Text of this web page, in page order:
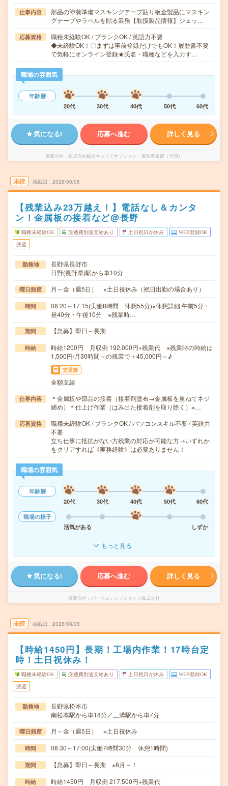
仕事内容
部品の塗装準備マスキングテープ貼り板金製品にマスキン
グテープやラベルを貼る業務【取扱製品情報】ジェッ…
応募資格
職種未経験OK / ブランクOK / 英語力不要
◆未経験OK！〇まずは事前登録だけでもOK！履歴書不要
で気軽にオンライン登録★氏名・職種などを入力す…
職場の雰囲気
年齢層
20代
30代 40代 50代 60代
気になる! 応募へ進む 詳しく見る
派遣会社 株式会社綜合キャリアオプション 製造事業部（全国）
未読 掲載日 2026/08/08
【残業込み23万越え！】電話なし＆カンタ
ン！金属板の接着など@長野
職種未経験OK 交通費別途支給あり 土日祝日が休み WEB登録OK
派遣
勤務地
長野県長野市
日野(長野県)駅から車10分
曜日頻度 月～金（週5日） ※土日祝休み（祝日出勤の場合あり）
時間
08:20～17:15(実働8時間 休憩55分)※休憩詳細:午前5分・
昼40分・午後10分 ※残業時…
期間 【急募】即日～長期
時給
時給1200円 月収例 192,000円+残業代 ※残業時の時給は
1,500円/月30時間～の残業で＋45,000円～♪
交通費
全額支給
仕事内容
＊金属板や部品の接着（接着剤塗布→金属板を重ねてネジ
締め）＊仕上げ作業（はみ出た接着剤を取り除く）※…
応募資格
職種未経験OK / ブランクOK / パソコンスキル不要 / 英語力
不要
立ち仕事に抵抗がない方残業の対応が可能な方→いずれか
をクリアすれば《実務経験》は必要ありません！
職場の雰囲気
年齢層
20代
30代 40代 50代
60代
職場の様子
活気がある
しずか
もっと見る
気になる! 応募へ進む 詳しく見る
派遣会社 パーソルテンプスタッフ株式会社
未読 掲載日 2026/08/08
【時給1450円】長期！工場内作業！17時台定
時！土日祝休み！
職種未経験OK 交通費別途支給あり 土日祝日が休み WEB登録OK
派遣
勤務地
長野県松本市
南松本駅から車18分／三溝駅から車7分
曜日頻度 月～金（週5日） ※土日祝休み
時間 08:30～17:00(実働7時間30分 休憩1時間)
期間 【急募】即日～長期 ※8月～！
時給 時給1450円 月収例 217,500円+残業代